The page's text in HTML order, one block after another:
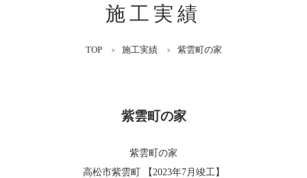
施工実績
TOP 施工実績 紫雲町の家
紫雲町の家
紫雲町の家
高松市紫雲町 【2023年7月竣工】